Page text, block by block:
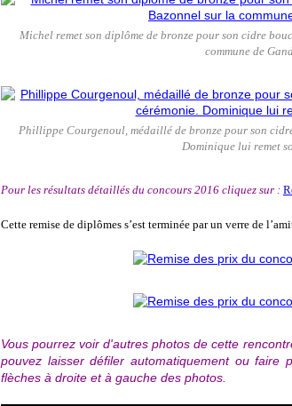
Michel remet son diplôme de bronze pour son cidre
commune de
Phillippe Courgenoul, médaillé de bronze pour son
Dominique lui remet
Pour les résultats détaillés du concours 2016 cliquez sur :
Cette remise de diplômes s’est terminée par un verre de
Vous pourrez voir d'autres photos de cette
pouvez laisser défiler automatiquement ou faire
flèches à droite et à gauche des photos.